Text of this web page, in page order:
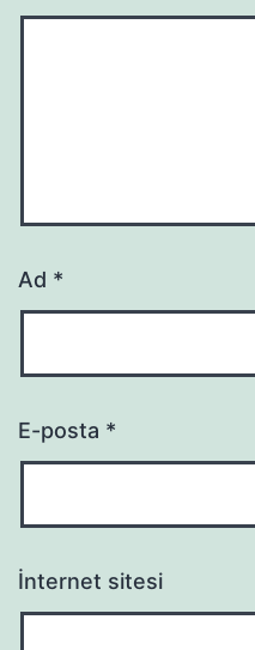
Ad *
E-posta *
İnternet sitesi